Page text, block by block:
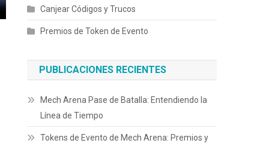
Canjear Códigos y Trucos
Premios de Token de Evento
PUBLICACIONES RECIENTES
Mech Arena Pase de Batalla: Entendiendo la
Línea de Tiempo
Tokens de Evento de Mech Arena: Premios y